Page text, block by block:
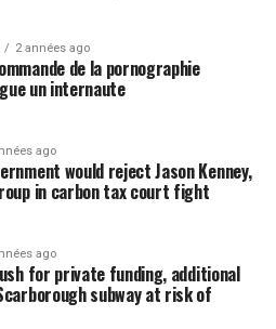
2 années ago
de la pornographie
un internaute
ago
would reject Jason Kenney,
in carbon tax court fight
ago
for private funding, additional
subway at risk of